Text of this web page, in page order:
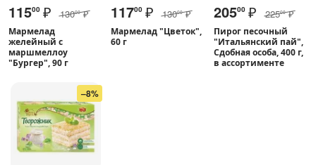
11500 ₽ 13000 ₽
Мармелад
желейный с
маршмеллоу
"Бургер", 90 г
11700 ₽ 13000 ₽
Мармелад "Цветок",
60 г
20500 ₽ 22500 ₽
Пирог песочный
"Итальянский пай",
Сдобная особа, 400 г,
в ассортименте
–8%